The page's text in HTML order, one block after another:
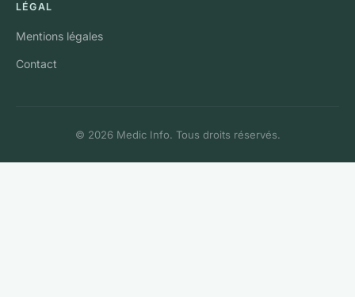
LÉGAL
Mentions légales
Contact
© 2026 Medic Info. Tous droits réservés.